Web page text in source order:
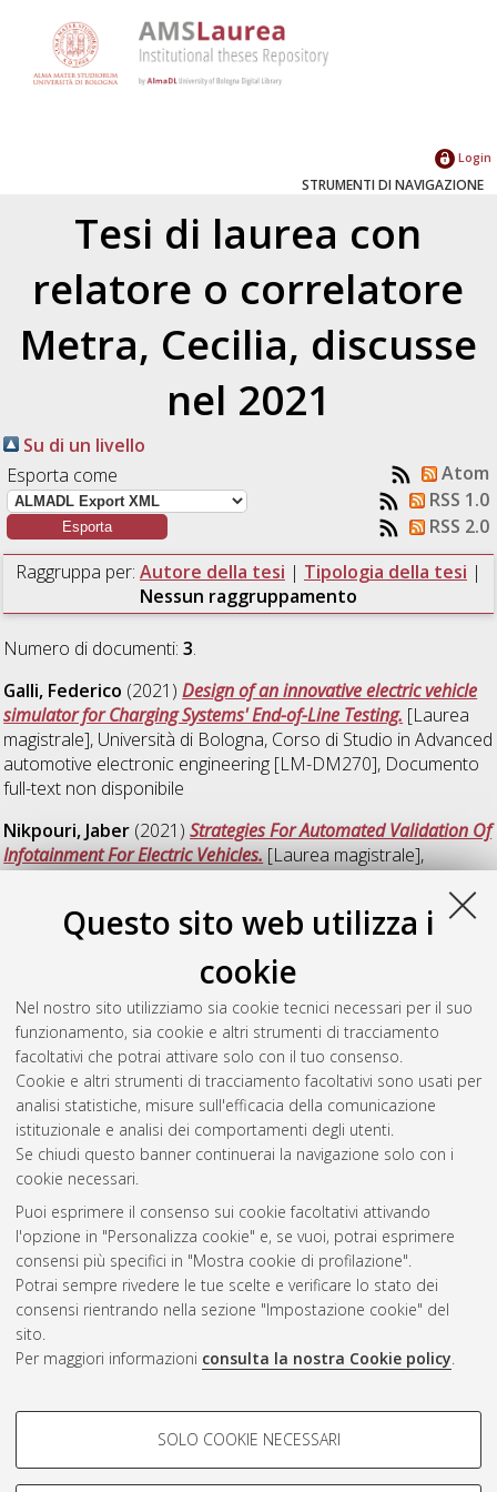
Questo sito web utilizza i
cookie
Nel nostro sito utilizziamo sia cookie tecnici necessari per il suo
funzionamento, sia cookie e altri strumenti di tracciamento
facoltativi che potrai attivare solo con il tuo consenso.
Cookie e altri strumenti di tracciamento facoltativi sono usati per
analisi statistiche, misure sull'efficacia della comunicazione
istituzionale e analisi dei comportamenti degli utenti.
Se chiudi questo banner continuerai la navigazione solo con i
cookie necessari.
Puoi esprimere il consenso sui cookie facoltativi attivando
l'opzione in "Personalizza cookie" e, se vuoi, potrai esprimere
consensi più specifici in "Mostra cookie di profilazione".
Potrai sempre rivedere le tue scelte e verificare lo stato dei
consensi rientrando nella sezione "Impostazione cookie" del
sito.
Per maggiori informazioni consulta la nostra Cookie policy.
COOKIE DI PROFILAZIONE -
SOLO COOKIE NECESSARI
Login
STRUMENTI DI NAVIGAZIONE
Tesi di laurea con
relatore o correlatore
Metra, Cecilia, discusse
nel 2021
Su di un livello
Esporta come
Atom
RSS 1.0
RSS 2.0
Raggruppa per: Autore della tesi | Tipologia della tesi |
Nessun raggruppamento
Numero di documenti:3.
Galli, Federico (2021)Design of an innovative electric vehicle
simulator for Charging Systems' End-of-Line Testing. [Laurea
magistrale], Università di Bologna, Corso di Studio inAdvanced
automotive electronic engineering [LM-DM270], Documento
full-text non disponibile
Nikpouri, Jaber (2021)Strategies For Automated Validation Of
Infotainment For Electric Vehicles.[Laurea magistrale],
Università di Bologna, Corso di Studio inAdvanced automotive
Parker, Abdul Basit
Fully Integrated Voltage Regulators of High Performance
magistrale], Università di Bologna, Corso di Studio in
Ingegneria elettronica [LM-DM270], Documento ad accesso
riservato.
Questa lista e' stata generata ilSun Aug 9 09:53:43 2026
CEST
Atom
Rss 1.0
Rss 2.0
AMS Laurea
Impostazioni Cookie
Informativa sulla privacy
Condizioni d’uso del sito